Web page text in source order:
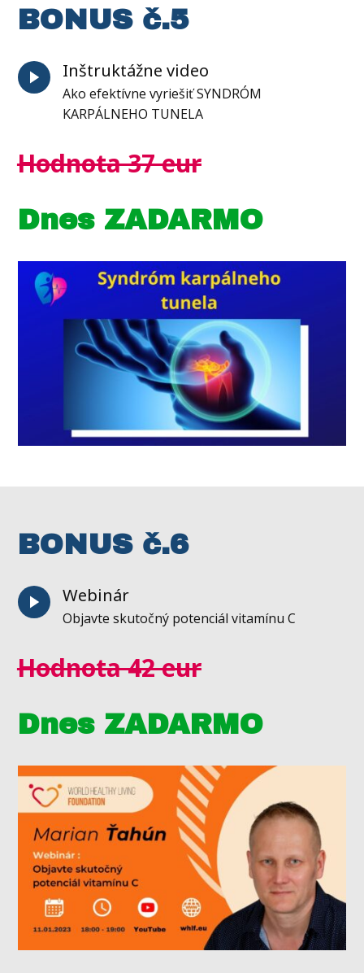
BONUS č.5
Inštruktážne video
Ako efektívne vyriešiť SYNDRÓM
KARPÁLNEHO TUNELA
Hodnota 37 eur
Dnes ZADARMO
BONUS č.6
Webinár
Objavte skutočný potenciál vitamínu C
Hodnota 42 eur
Dnes ZADARMO